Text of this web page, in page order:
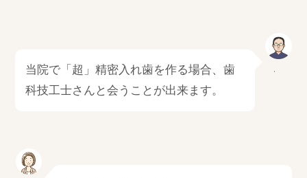
当院で「超」精密入れ歯を作る場合、歯
科技工士さんと会うことが出来ます。